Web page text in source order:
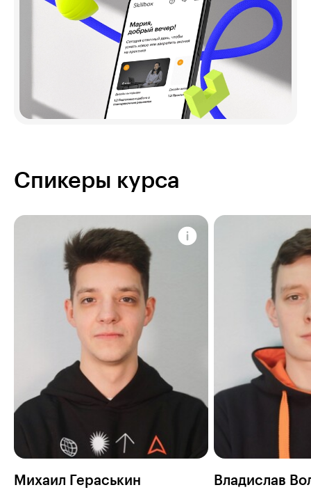
Спикеры курса
Михаил Гераськин Владислав